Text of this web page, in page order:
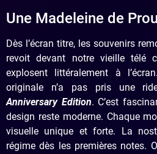
Une Madeleine de
Dès l’écran titre, les souvenirs
revoit devant notre vieille télé
explosent littéralement à
originale n’a pas pris une
Anniversary Edition. C’est
design reste moderne. Chaque
visuelle unique et forte. La
régime dès les premières notes.